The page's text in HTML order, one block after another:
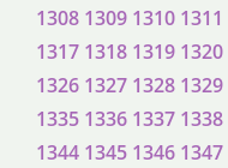
1308 1309 1310 1311
1317 1318 1319 1320
1326 1327 1328 1329
1335 1336 1337 1338
1344 1345 1346 1347